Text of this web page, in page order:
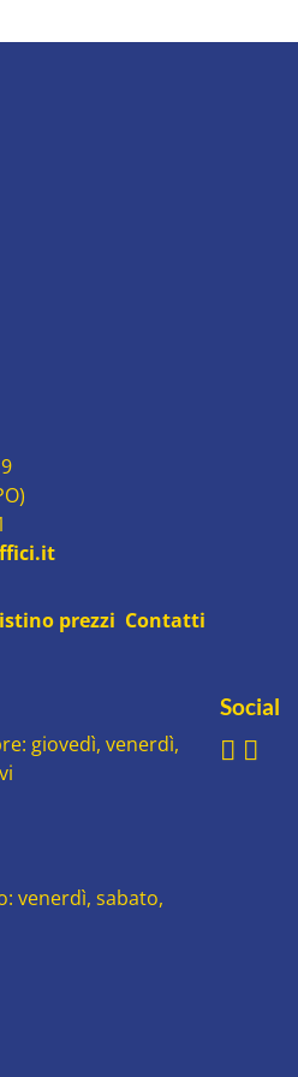
prezzi Contatti
giovedì, venerdì,
venerdì, sabato,
Social